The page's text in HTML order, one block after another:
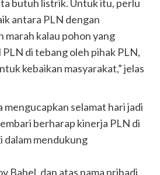
butuh listrik. Untuk itu, perlu
antara PLN dengan
marah kalau pohon yang
di tebang oleh pihak PLN,
kebaikan masyarakat,” jelas
mengucapkan selamat hari jadi
berharap kinerja PLN di
dalam mendukung
Babel, dan atas nama pribadi,